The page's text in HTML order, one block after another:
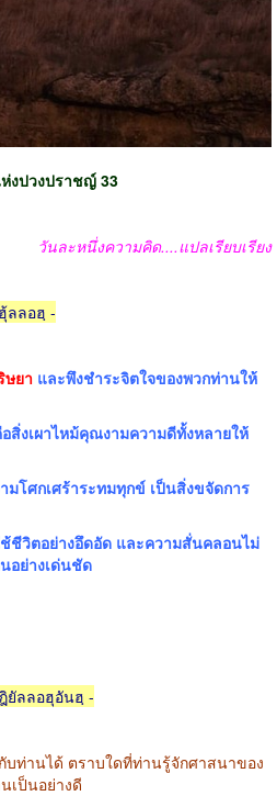
งปวงปราชญ์33
วันละหนึ่งความคิด....แปลเรียบเรียง
ลลอฮฺ -
ษยา และพึงชำระจิตใจของพวกท่านให้
สิ่งเผาไหม้คุณงามความดีทั้งหลายให้
มโศกเศร้าระทมทุกข์ เป็นสิ่งขจัดการ
ชีวิตอย่างอึดอัด และความสั่นคลอนไม่
อย่างเด่นชัด
ยัลลอฮุอันฮฺ -
ท่านได้ ตราบใดที่ท่านรู้จักศาสนาของ
เป็นอย่างดี